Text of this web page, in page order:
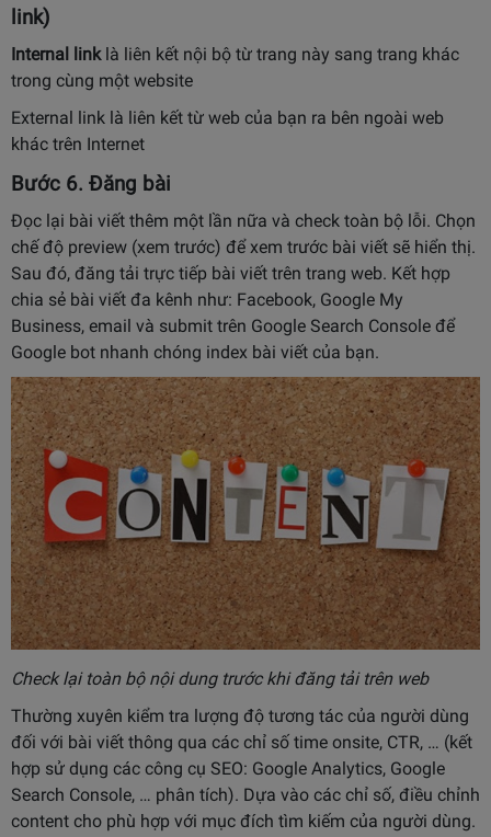
link)
Internal linklà liên kết nội bộ từ trang này sang trang khác
trong cùng một website
External link là liên kết từ web của bạn ra bên ngoài web
khác trên Internet
Bước 6. Đăng bài
Đọc lại bài viết thêm một lần nữa và check toàn bộ lỗi. Chọn
chế độ preview (xem trước) để xem trước bài viết sẽ hiển thị.
Sau đó, đăng tải trực tiếp bài viết trên trang web. Kết hợp
chia sẻ bài viết đa kênh như: Facebook, Google My
Business, email và submit trên Google Search Console để
Google bot nhanh chóng index bài viết của bạn.
Check lại toàn bộ nội dung trước khi đăng tải trên web
Thường xuyên kiểm tra lượng độ tương tác của người dùng
đối với bài viết thông qua các chỉ số time onsite, CTR, … (kết
hợp sử dụng các công cụ SEO: Google Analytics, Google
Search Console, … phân tích). Dựa vào các chỉ số, điều chỉnh
content cho phù hợp với mục đích tìm kiếm của người dùng.